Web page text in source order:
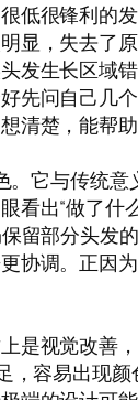
低很锋利的
显，失去了
发生长区域
先问自己几
楚，能帮助
它与传统意
看出“做了什
留部分头发
协调。正因
视觉改善，
，容易出现